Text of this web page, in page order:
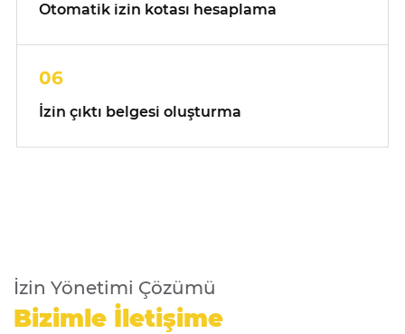
Otomatik izin kotası hesaplama
06
İzin çıktı belgesi oluşturma
İzin Yönetimi Çözümü
Bizimle İletişime